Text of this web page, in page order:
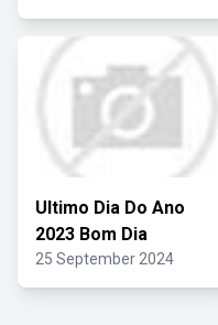
Ultimo Dia Do Ano
2023 Bom Dia
25 September 2024